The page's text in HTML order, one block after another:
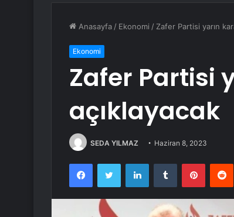
Anasayfa / Ekonomi / Zafer Partisi yarın
Ekonomi
Zafer Partisi
açıklayacak
SEDA YILMAZ Haziran 8, 2023
FacebookTwitter LinkedInTumblr Pinterest